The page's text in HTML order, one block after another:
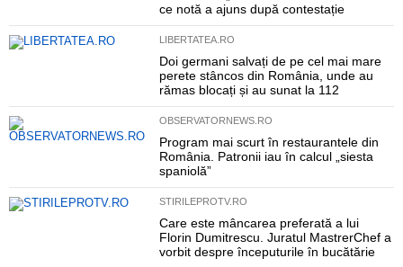
ce notă a ajuns după contestație
LIBERTATEA.RO
Doi germani salvați de pe cel mai mare
perete stâncos din România, unde au
rămas blocați și au sunat la 112
OBSERVATORNEWS.RO
Program mai scurt în restaurantele din
România. Patronii iau în calcul „siesta
spaniolă”
STIRILEPROTV.RO
Care este mâncarea preferată a lui
Florin Dumitrescu. Juratul MastrerChef a
vorbit despre începuturile în bucătărie